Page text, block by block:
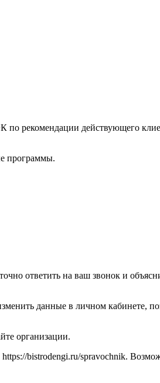
рекомендации действующего
программы.
ответить на ваш звонок и
данные в личном кабинете,
организации.
bistrodengi.ru/spravochnik.